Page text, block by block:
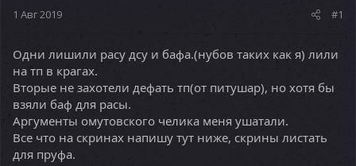
1 Авг 2019 #1
Одни лишили расу дсу и бафа.(нубов таких как я) лили
на тп в крагах.
Вторые не захотели дефать тп(от питушар), но хотя бы
взяли баф для расы.
Аргументы омутовского челика меня ушатали.
Все что на скринах напишу тут ниже, скрины листать
для пруфа.